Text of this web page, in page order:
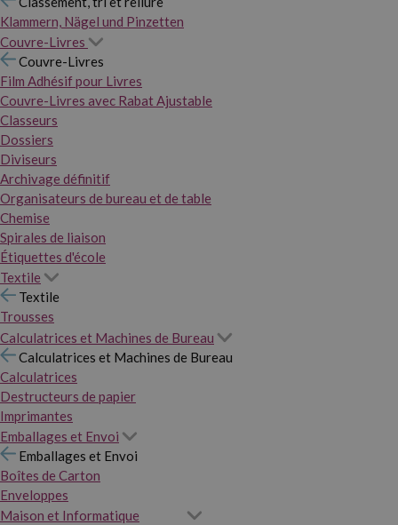
Klammern, Nägel und Pinzetten
Couvre-Livres
Couvre-Livres
Film Adhésif pour Livres
Couvre-Livres avec Rabat Ajustable
Classeurs
Dossiers
Diviseurs
Archivage définitif
Organisateurs de bureau et de table
Chemise
Spirales de liaison
Étiquettes d'école
Textile
Textile
Trousses
Calculatrices et Machines de Bureau
Calculatrices et Machines de Bureau
Calculatrices
Destructeurs de papier
Imprimantes
Emballages et Envoi
Emballages et Envoi
Boîtes de Carton
Enveloppes
Maison et Informatique